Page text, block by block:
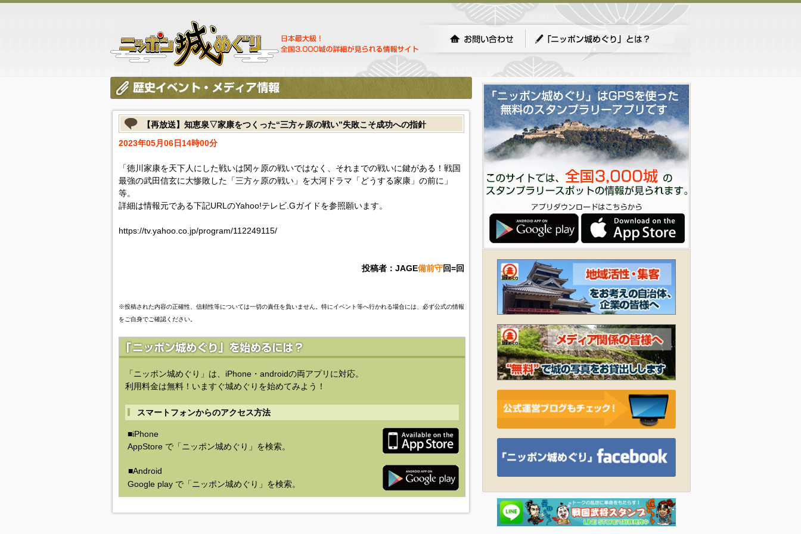
【再放送】知恵泉▽家康をつくった“三方ヶ原の戦い”失敗こそ成功への指針
2023年05月06日14時00分
「徳川家康を天下人にした戦いは関ヶ原の戦いではなく、それまでの戦いに鍵がある！戦国
最強の武田信玄に大惨敗した「三方ヶ原の戦い」を大河ドラマ「どうする家康」の前に」
等。
詳細は情報元である下記URLのYahoo!テレビ.Gガイドを参照願います。
https://tv.yahoo.co.jp/program/112249115/
投稿者：JAGE備前守回=回
※投稿された内容の正確性、信頼性等については一切の責任を負いません。特にイベント等へ行かれる場合には、必ず公式の情報
をご自身でご確認ください。
「ニッポン城めぐり」は、iPhone・androidの両アプリに対応。
利用料金は無料！いますぐ城めぐりを始めてみよう！
スマートフォンからのアクセス方法
■iPhone
AppStore で「ニッポン城めぐり」を検索。
■Android
Google play で「ニッポン城めぐり」を検索。